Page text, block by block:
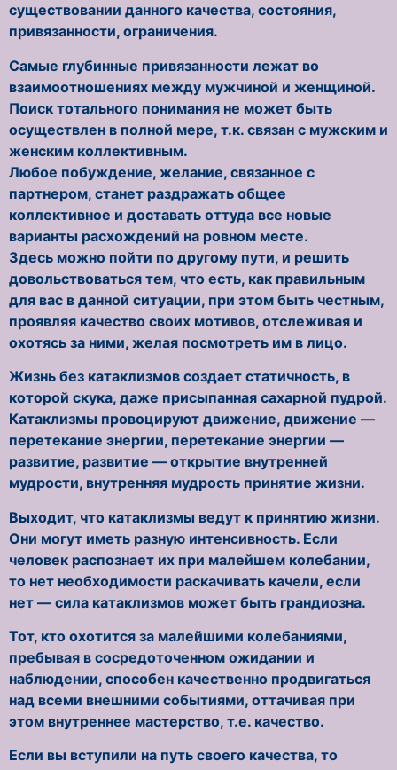
существовании данного качества, состояния,
привязанности, ограничения.
Самые глубинные привязанности лежат во
взаимоотношениях между мужчиной и женщиной.
Поиск тотального понимания не может быть
осуществлен в полной мере, т.к. связан с мужским и
женским коллективным.
Любое побуждение, желание, связанное с
партнером, станет раздражать общее
коллективное и доставать оттуда все новые
варианты расхождений на ровном месте.
Здесь можно пойти по другому пути, и решить
довольствоваться тем, что есть, как правильным
для вас в данной ситуации, при этом быть честным,
проявляя качество своих мотивов, отслеживая и
охотясь за ними, желая посмотреть им в лицо.
Жизнь без катаклизмов создает статичность, в
которой скука, даже присыпанная сахарной пудрой.
Катаклизмы провоцируют движение, движение —
перетекание энергии, перетекание энергии —
развитие, развитие — открытие внутренней
мудрости, внутренняя мудрость принятие жизни.
Выходит, что катаклизмы ведут к принятию жизни.
Они могут иметь разную интенсивность. Если
человек распознает их при малейшем колебании,
то нет необходимости раскачивать качели, если
нет — сила катаклизмов может быть грандиозна.
Тот, кто охотится за малейшими колебаниями,
пребывая в сосредоточенном ожидании и
наблюдении, способен качественно продвигаться
над всеми внешними событиями, оттачивая при
этом внутреннее мастерство, т.е. качество.
Если вы вступили на путь своего качества, то